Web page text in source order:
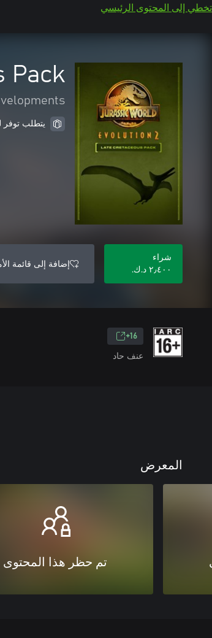
تخطي إلى المحتوى الرئيسي
Pack
يتطلب توفر
شراء
٢٫٤٠٠ د.ك.‏
إضافة إلى قائمة
16+
عنف حاد
المعرض
تم حظر هذا المحتوى